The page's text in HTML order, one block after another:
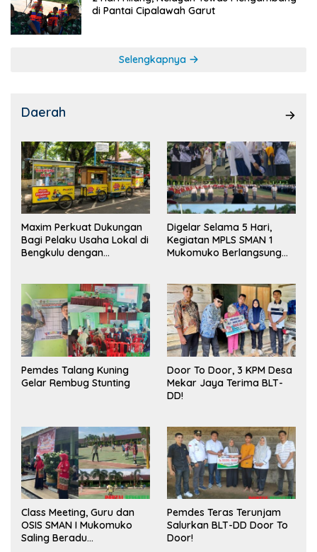
di Pantai Cipalawah Garut
Selengkapnya
Daerah
Maxim Perkuat Dukungan
Bagi Pelaku Usaha Lokal di
Bengkulu dengan
Pasar
Digelar Selama 5 Hari,
Kegiatan MPLS SMAN 1
Mukomuko Berlangsung
Pemdes Talang Kuning
Gelar Rembug Stunting
Door To Door, 3 KPM Desa
Mekar Jaya Terima BLT-
DD!
Class Meeting, Guru dan
OSIS SMAN I Mukomuko
Saling Beradu
Pemdes Teras Terunjam
Salurkan BLT-DD Door To
Door!